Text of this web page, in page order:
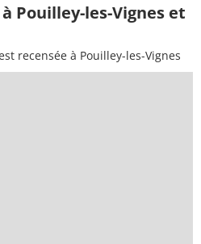
Pouilley-les-Vignes et
recensée à Pouilley-les-Vignes